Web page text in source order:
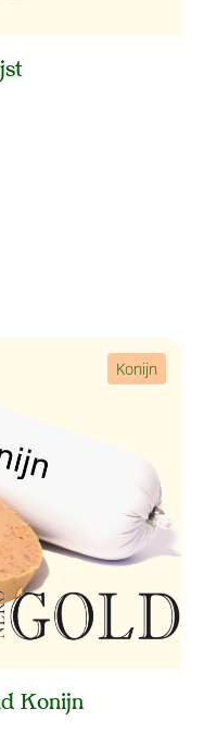
Konijn
Konijn